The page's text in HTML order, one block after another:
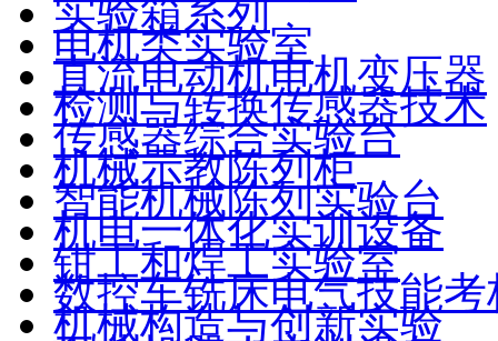
实验箱系列
电机类实验室
直流电动机电机变压器
检测与转换传感器技术
传感器综合实验台
机械示教陈列柜
智能机械陈列实验台
机电一体化实训设备
钳工和焊工实验室
数控车铣床电气技能考
机械构造与创新实验